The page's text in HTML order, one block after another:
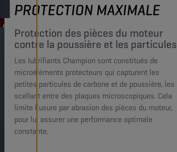
PROTECTION MAXIMALE
Protection des pièces du moteur
contre la poussière et les particules
Les lubrifiants Champion sont constitués de
microéléments protecteurs qui capturent les
petites particules de carbone et de poussière, les
scellant entre des plaques microscopiques. Cela
limite l’usure par abrasion des pièces du moteur,
pour lui assurer une performance optimale
constante.